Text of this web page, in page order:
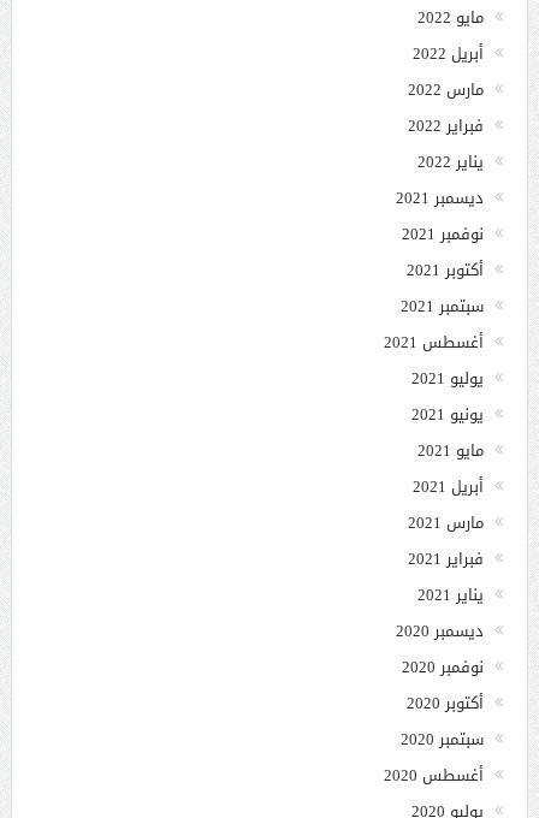
مايو 2022
أبريل 2022
مارس 2022
فبراير 2022
يناير 2022
ديسمبر 2021
نوفمبر 2021
أكتوبر 2021
سبتمبر 2021
أغسطس 2021
يوليو 2021
يونيو 2021
مايو 2021
أبريل 2021
مارس 2021
فبراير 2021
يناير 2021
ديسمبر 2020
نوفمبر 2020
أكتوبر 2020
سبتمبر 2020
أغسطس 2020
يوليو 2020